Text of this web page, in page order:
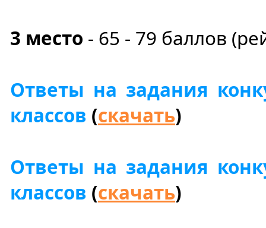
3 место - 65 - 79 баллов
Ответы на задания
классов (скачать)
Ответы на задания
классов (скачать)